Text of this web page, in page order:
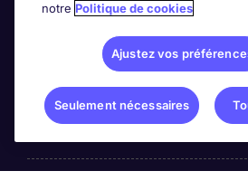
notre Politique de cookies
Ajustez vos
Seulement nécessaires